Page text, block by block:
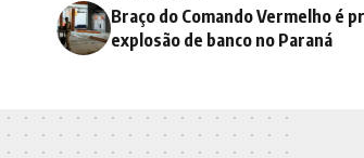
Braço do Comando Vermelho é
explosão de banco no Paraná